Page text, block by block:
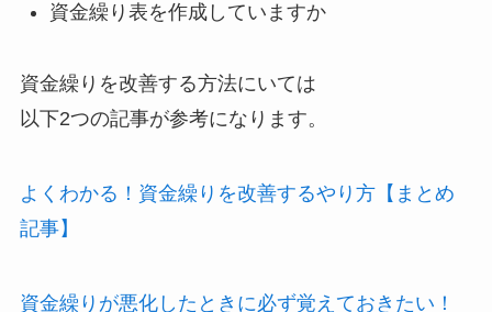
資金繰り表を作成していますか
資金繰りを改善する方法にいては
以下2つの記事が参考になります。
よくわかる！資金繰りを改善するやり方【まとめ
記事】
資金繰りが悪化したときに必ず覚えておきたい！